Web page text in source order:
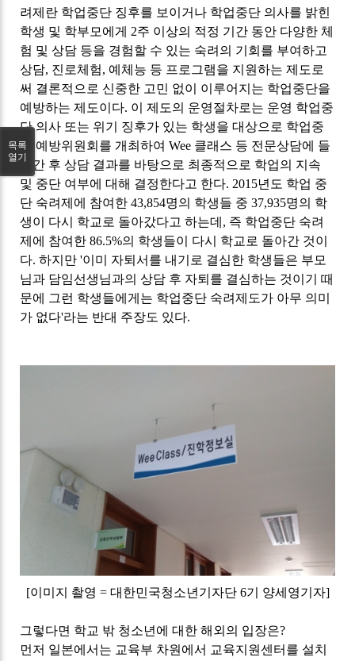
려제란 학업중단 징후를 보이거나 학업중단 의사를 밝힌
학생 및 학부모에게 2주 이상의 적정 기간 동안 다양한 체
험 및 상담 등을 경험할 수 있는 숙려의 기회를 부여하고
상담, 진로체험, 예체능 등 프로그램을 지원하는 제도로
써 결론적으로 신중한 고민 없이 이루어지는 학업중단을
예방하는 제도이다. 이 제도의 운영절차로는 운영 학업중
단 의사 또는 위기 징후가 있는 학생을 대상으로 학업중
단 예방위원회를 개최하여Wee 클래스 등 전문상담에 들
어간 후 상담 결과를 바탕으로 최종적으로 학업의 지속
및 중단 여부에 대해 결정한다고 한다. 2015년도 학업 중
단 숙려제에 참여한43,854명의 학생들 중37,935명의 학
생이 다시 학교로 돌아갔다고 하는데 , 즉 학업중단 숙려
제에 참여한86.5%의 학생들이 다시 학교로 돌아간 것이
다.하지만'이미 자퇴서를 내기로 결심한 학생들은 부모
님과 담임선생님과의 상담 후 자퇴를 결심하는 것이기 때
문에 그런 학생들에게는 학업중단 숙려제도가 아무 의미
가 없다'라는 반대 주장도 있다.
[이미지 촬영 = 대한민국청소년기자단 6기 양세영기자]
그렇다면 학교 밖 청소년에 대한 해외의 입장은?
먼저 일본에서는 교육부 차원에서 교육지원센터를 설치
목록
열기